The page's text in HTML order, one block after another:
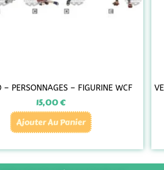
– PERSONNAGES – FIGURINE WCF
15,00€
Ajouter Au Panier